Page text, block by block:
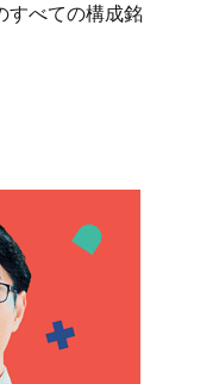
すべての構成銘